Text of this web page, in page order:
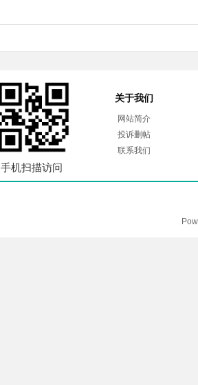
手机扫描访问
关于我们
网站简介
投诉删帖
联系我们